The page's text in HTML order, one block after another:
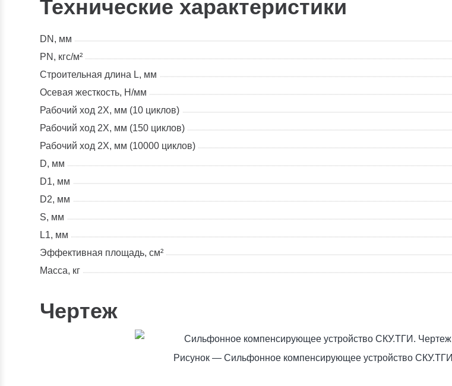
Технические характеристики
DN, мм
PN, кгс/м²
Строительная длина L, мм
Осевая жесткость, Н/мм
Рабочий ход 2X, мм (10 циклов)
Рабочий ход 2X, мм (150 циклов)
Рабочий ход 2X, мм (10000 циклов)
D, мм
D1, мм
D2, мм
S, мм
L1, мм
Эффективная площадь, см²
Масса, кг
Чертеж
Рисунок — Сильфонное компенсирующее устройство СКУ.ТГИ